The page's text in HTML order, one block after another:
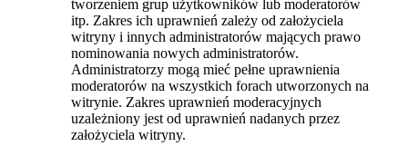
tworzeniem grup użytkowników lub moderatorów
itp. Zakres ich uprawnień zależy od założyciela
witryny i innych administratorów mających prawo
nominowania nowych administratorów.
Administratorzy mogą mieć pełne uprawnienia
moderatorów na wszystkich forach utworzonych na
witrynie. Zakres uprawnień moderacyjnych
uzależniony jest od uprawnień nadanych przez
założyciela witryny.